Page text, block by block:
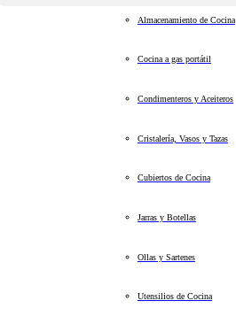
Almacenamiento de Cocina
Cocina a gas portátil
Condimenteros y Aceiteros
Cristalería, Vasos y Tazas
Cubiertos de Cocina
Jarras y Botellas
Ollas y Sartenes
Utensilios de Cocina